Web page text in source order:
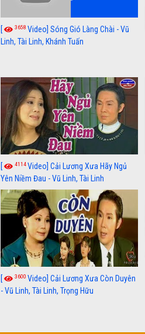
[ 3658 Video] Sóng Gió Làng Chài - Vũ
Linh, Tài Linh, Khánh Tuấn
[ 4114Video] Cải Lương Xưa Hãy Ngủ
Yên Niềm Đau - Vũ Linh, Tài Linh
[ 3600 Video] Cải Lương Xưa Còn Duyên
- Vũ Linh, Tài Linh, Trọng Hữu